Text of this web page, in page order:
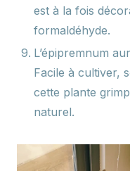
est à la fois
formaldéhyde.
L’épipremnum
Facile à cultiver,
cette plante
naturel.